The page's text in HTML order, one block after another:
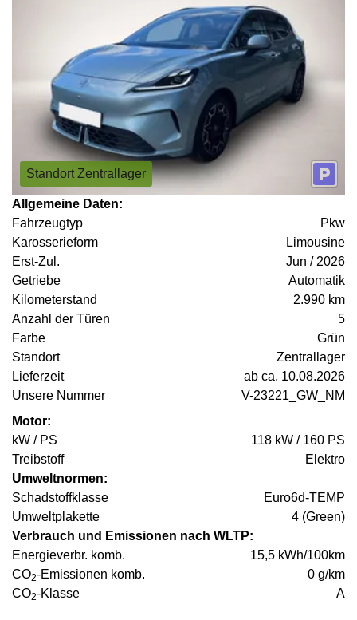
Standort Zentrallager
Allgemeine Daten:
Fahrzeugtyp
Pkw
Karosserieform
Limousine
Erst-Zul.
Jun / 2026
Getriebe
Automatik
Kilometerstand
2.990 km
Anzahl der Türen
5
Farbe
Grün
Standort
Zentrallager
Lieferzeit
ab ca. 10.08.2026
Unsere Nummer
V-23221_GW_NM
Motor:
kW / PS
118 kW / 160 PS
Treibstoff
Elektro
Umweltnormen:
Schadstoffklasse
Euro6d-TEMP
Umweltplakette
4 (Green)
Verbrauch und Emissionen nach WLTP:
Energieverbr. komb.
15,5 kWh/100km
CO2-Emissionen komb.
0 g/km
CO2-Klasse A